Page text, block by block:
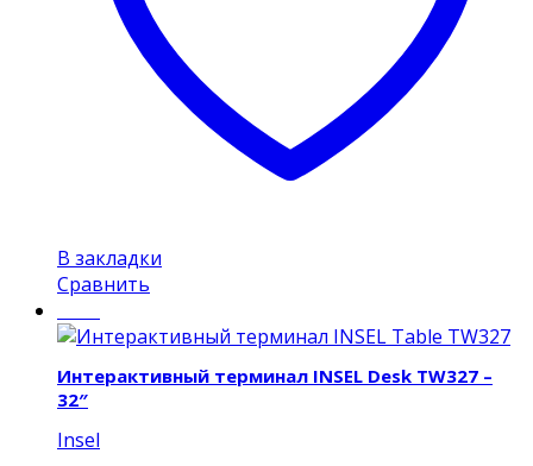
В закладки
Сравнить
Интерактивный терминал INSEL Desk TW327 –
32″
Insel